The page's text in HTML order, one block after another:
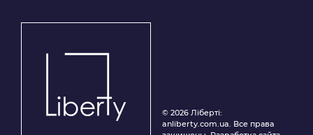
© 2026 Ліберті:
anliberty.com.ua. Все права